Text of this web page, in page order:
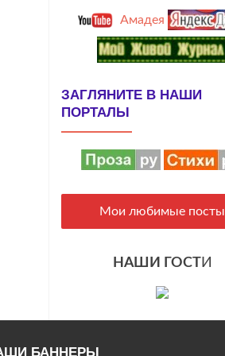
Амадея
ЗАГЛЯНИТЕ В НАШИ
ПОРТАЛЫ
Мои любимые посты
НАШИ ГОСТИ
БАННЕРЫ